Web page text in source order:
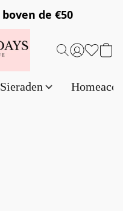
boven de €50
Sieraden